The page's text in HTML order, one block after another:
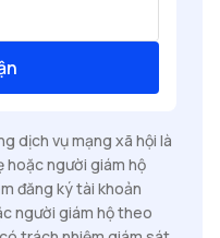
dịch vụ mạng xã hội là
hoặc người giám hộ
đăng ký tài khoản
người giám hộ theo